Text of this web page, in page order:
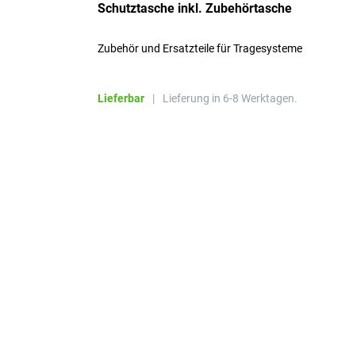
Schutztasche inkl. Zubehörtasche
Zubehör und Ersatzteile für Tragesysteme
Lieferbar | Lieferung in 6-8 Werktagen.